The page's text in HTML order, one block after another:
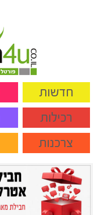
חדשות
רכילות
צרכנות